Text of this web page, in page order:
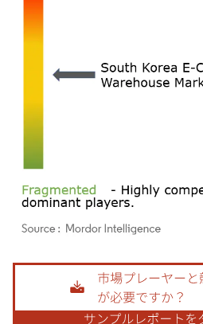
画像 © Mordor Intelligence。再利用には